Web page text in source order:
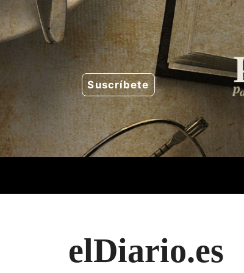
Saltar
al
contenido
Suscríbete
elDiario.es